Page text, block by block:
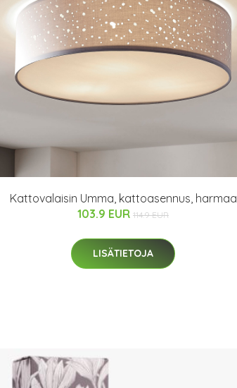
Kattovalaisin Umma, kattoasennus, harmaa
103.9 EUR 114.9 EUR
LISÄTIETOJA